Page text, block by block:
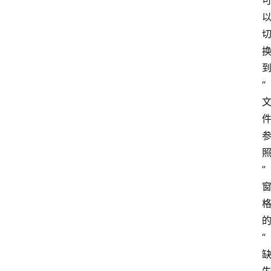
以
切
换
到
“
文
件
参
照
”
窗
格
的
“
缺